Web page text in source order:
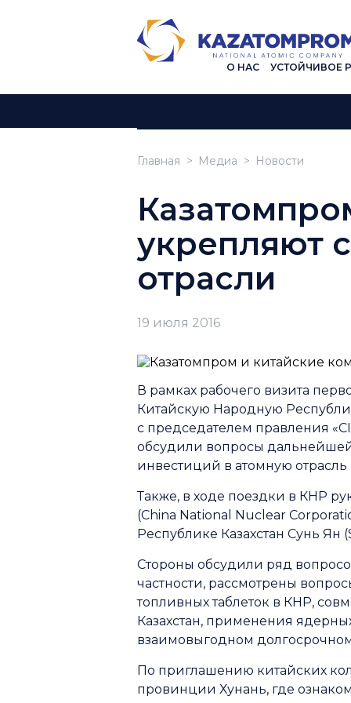
О НАС УСТОЙЧИВОЕ
Главная Медиа Новости
укрепляют
отрасли
19 июля 2016
В рамках рабочего визита
Китайскую Народную
с председателем правления
обсудили вопросы дальнейшей
инвестиций в атомную отрасль
Также, в ходе поездки в КНР
(China National Nuclear
Республике Казахстан Сунь Ян
Стороны обсудили ряд
частности, рассмотрены
топливных таблеток в КНР,
Казахстан, применения
взаимовыгодном
По приглашению китайских
провинции Хунань, где